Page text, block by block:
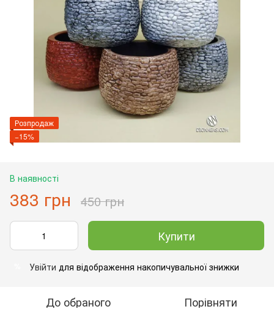
Розпродаж
−15%
В наявності
383 грн 450 грн
Купити
Увійти для відображення накопичувальної знижки
До обраного Порівняти